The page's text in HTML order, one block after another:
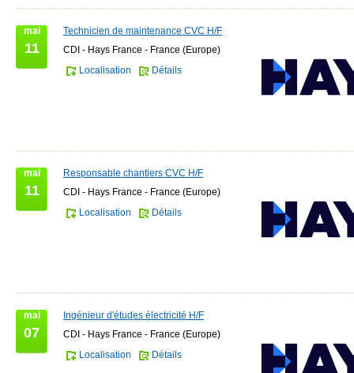
mai
11
Technicien de maintenance CVC H/F
CDI - Hays France - France (Europe)
Localisation
Détails
mai
11
Responsable chantiers CVC H/F
CDI - Hays France - France (Europe)
Localisation
Détails
mai
07
Ingénieur d'études électricité H/F
CDI - Hays France - France (Europe)
Localisation
Détails